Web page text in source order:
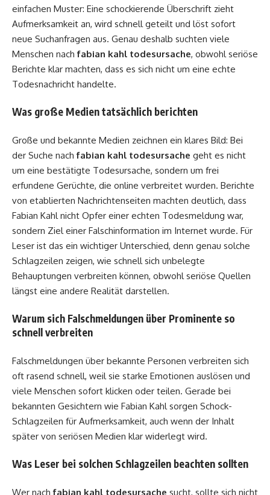
einfachen Muster: Eine schockierende Überschrift zieht
Aufmerksamkeit an, wird schnell geteilt und löst sofort
neue Suchanfragen aus. Genau deshalb suchten viele
Menschen nachfabian kahl todesursache, obwohl seriöse
Berichte klar machten, dass es sich nicht um eine echte
Todesnachricht handelte.
Was große Medien tatsächlich berichten
Große und bekannte Medien zeichnen ein klares Bild: Bei
der Suche nachfabian kahl todesursache geht es nicht
um eine bestätigte Todesursache, sondern um frei
erfundene Gerüchte, die online verbreitet wurden. Berichte
von etablierten Nachrichtenseiten machten deutlich, dass
Fabian Kahl nicht Opfer einer echten Todesmeldung war,
sondern Ziel einer Falschinformation im Internet wurde. Für
Leser ist das ein wichtiger Unterschied, denn genau solche
Schlagzeilen zeigen, wie schnell sich unbelegte
Behauptungen verbreiten können, obwohl seriöse Quellen
längst eine andere Realität darstellen.
Warum sich Falschmeldungen über Prominente so
schnell verbreiten
Falschmeldungen über bekannte Personen verbreiten sich
oft rasend schnell, weil sie starke Emotionen auslösen und
viele Menschen sofort klicken oder teilen. Gerade bei
bekannten Gesichtern wie Fabian Kahl sorgen Schock-
Schlagzeilen für Aufmerksamkeit, auch wenn der Inhalt
später von seriösen Medien klar widerlegt wird.
Was Leser bei solchen Schlagzeilen beachten sollten
Wer nachfabian kahl todesursache sucht, sollte sich nicht